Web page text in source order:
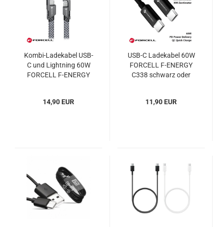
Kombi-Ladekabel USB-
C und Lightning 60W
FORCELL F-ENERGY
14,90 EUR
USB-C Ladekabel 60W
FORCELL F-ENERGY
C338 schwarz oder
11,90 EUR